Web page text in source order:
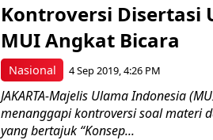
Nasional
Kontroversi Disertasi
MUI Angkat Bicara
4 Sep 2019, 4:26 PM
JAKARTA-Majelis Ulama Indonesia
menanggapi kontroversi soal materi
yang bertajuk “Konsep...